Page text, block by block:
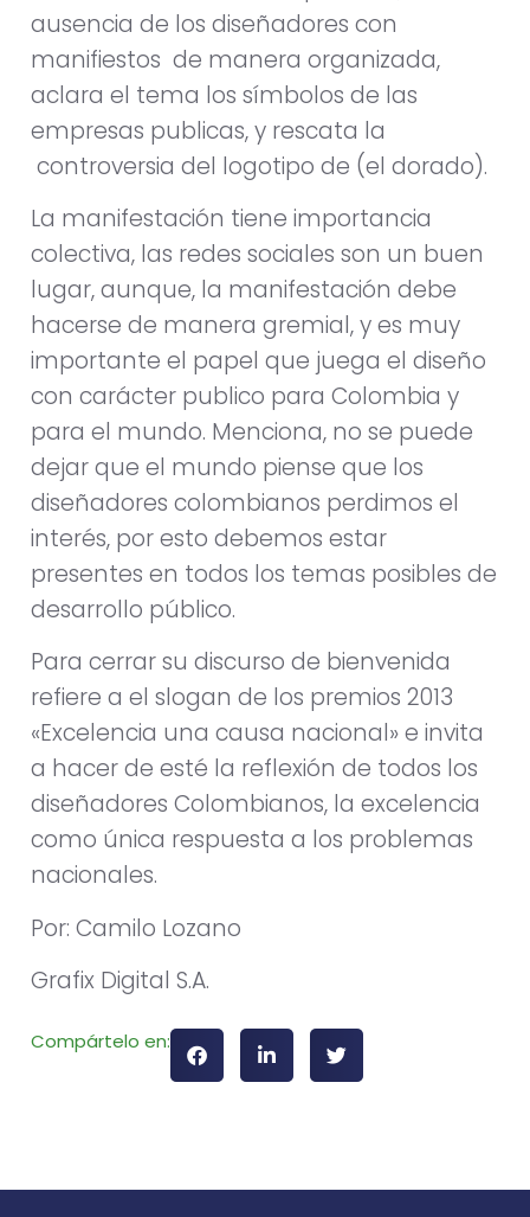
ausencia de los diseñadores con
manifiestos de manera organizada,
aclara el tema los símbolos de las
empresas publicas, y rescata la
controversia del logotipo de (el dorado).
La manifestación tiene importancia
colectiva, las redes sociales son un buen
lugar, aunque, la manifestación debe
hacerse de manera gremial, y es muy
importante el papel que juega el diseño
con carácter publico para Colombia y
para el mundo. Menciona, no se puede
dejar que el mundo piense que los
diseñadores colombianos perdimos el
interés, por esto debemos estar
presentes en todos los temas posibles de
desarrollo público.
Para cerrar su discurso de bienvenida
refiere a el slogan de los premios 2013
«Excelencia una causa nacional» e invita
a hacer de esté la reflexión de todos los
diseñadores Colombianos, la excelencia
como única respuesta a los problemas
nacionales.
Por: Camilo Lozano
Grafix Digital S.A.
Compártelo en: